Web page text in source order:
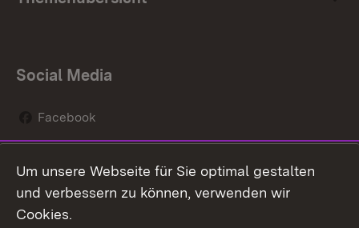
Social Media
Facebook
Social Wall
Youtube
Um unsere Webseite für Sie optimal gestalten
und verbessern zu können, verwenden wir
Cookies.